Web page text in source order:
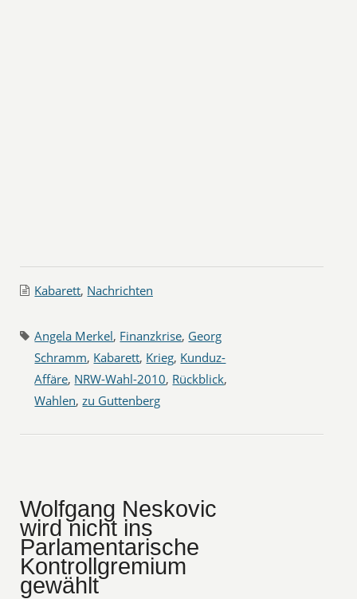
Kabarett, Nachrichten
Angela Merkel, Finanzkrise, Georg
Schramm, Kabarett, Krieg, Kunduz-
Affäre, NRW-Wahl-2010, Rückblick,
Wahlen,zu Guttenberg
Wolfgang Neskovic
wird nicht ins
Parlamentarische
Kontrollgremium
gewählt